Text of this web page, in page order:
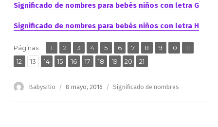
Significado de nombres para bebés niños con letra G
Significado de nombres para bebés niños con letra H
Páginas: Página
1 ,
Página
2 ,Página
3 ,
Página
4 ,Página
5 ,Página
6 ,
Página
7 ,
Página
8 ,
Página
9 ,
Página
10 ,
Página
11
Página
12 ,
Página
13 ,
Página
14 ,
Página
15 ,
Página
16 ,
Página
17 ,
Página
18 ,
Página
19 ,
Página
20 ,
Página
21
Autor
Babysitio
Publicado
8 mayo, 2016 Categorías
Significado de nombres